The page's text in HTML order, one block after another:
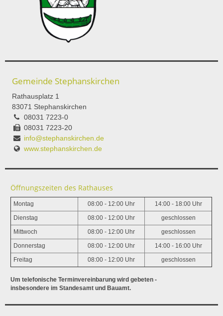
Gemeinde Stephanskirchen
Rathausplatz 1
83071 Stephanskirchen
08031 7223-0
08031 7223-20
info@stephanskirchen.de
www.stephanskirchen.de
Öffnungszeiten des Rathauses
Montag 08:00 - 12:00 Uhr 14:00 - 18:00 Uhr
Dienstag 08:00 - 12:00 Uhr geschlossen
Mittwoch 08:00 - 12:00 Uhr geschlossen
Donnerstag 08:00 - 12:00 Uhr 14:00 - 16:00 Uhr
Freitag 08:00 - 12:00 Uhr geschlossen
Um telefonische Terminvereinbarung wird gebeten -
insbesondere im Standesamt und Bauamt.